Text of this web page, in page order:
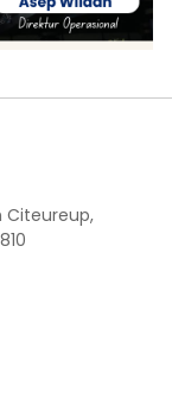
Citeureup,